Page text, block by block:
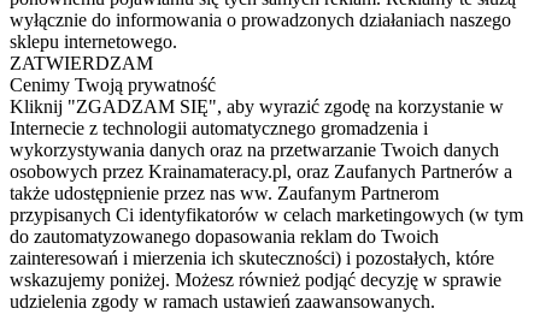
wyłącznie do informowania o prowadzonych działaniach naszego
sklepu internetowego.
ZATWIERDZAM
Cenimy Twoją prywatność
Kliknij "ZGADZAM SIĘ", aby wyrazić zgodę na korzystanie w
Internecie z technologii automatycznego gromadzenia i
wykorzystywania danych oraz na przetwarzanie Twoich danych
osobowych przez Krainamateracy.pl, oraz Zaufanych Partnerów a
także udostępnienie przez nas ww. Zaufanym Partnerom
przypisanych Ci identyfikatorów w celach marketingowych (w tym
do zautomatyzowanego dopasowania reklam do Twoich
zainteresowań i mierzenia ich skuteczności) i pozostałych, które
wskazujemy poniżej. Możesz również podjąć decyzję w sprawie
udzielenia zgody w ramach ustawień zaawansowanych.